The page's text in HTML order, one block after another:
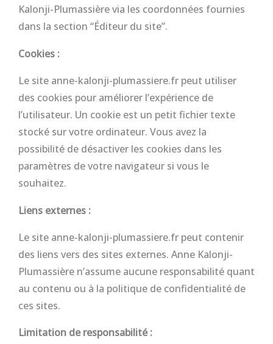
Kalonji-Plumassière via les coordonnées fournies
dans la section “Éditeur du site”.
Cookies :
Le site anne-kalonji-plumassiere.fr peut utiliser
des cookies pour améliorer l’expérience de
l’utilisateur. Un cookie est un petit fichier texte
stocké sur votre ordinateur. Vous avez la
possibilité de désactiver les cookies dans les
paramètres de votre navigateur si vous le
souhaitez.
Liens externes :
Le site anne-kalonji-plumassiere.fr peut contenir
des liens vers des sites externes. Anne Kalonji-
Plumassière n’assume aucune responsabilité quant
au contenu ou à la politique de confidentialité de
ces sites.
Limitation de responsabilité :